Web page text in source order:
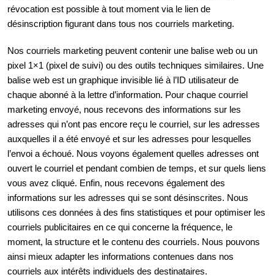
révocation est possible à tout moment via le lien de
désinscription figurant dans tous nos courriels marketing.
Nos courriels marketing peuvent contenir une balise web ou un
pixel 1×1 (pixel de suivi) ou des outils techniques similaires. Une
balise web est un graphique invisible lié à l’ID utilisateur de
chaque abonné à la lettre d’information. Pour chaque courriel
marketing envoyé, nous recevons des informations sur les
adresses qui n’ont pas encore reçu le courriel, sur les adresses
auxquelles il a été envoyé et sur les adresses pour lesquelles
l’envoi a échoué. Nous voyons également quelles adresses ont
ouvert le courriel et pendant combien de temps, et sur quels liens
vous avez cliqué. Enfin, nous recevons également des
informations sur les adresses qui se sont désinscrites. Nous
utilisons ces données à des fins statistiques et pour optimiser les
courriels publicitaires en ce qui concerne la fréquence, le
moment, la structure et le contenu des courriels. Nous pouvons
ainsi mieux adapter les informations contenues dans nos
courriels aux intérêts individuels des destinataires.